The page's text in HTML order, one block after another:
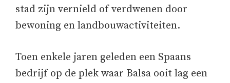
stad zijn vernield of verdwenen door
bewoning en landbouwactiviteiten.
Toen enkele jaren geleden een Spaans
bedrijf op de plek waar Balsa ooit lag een